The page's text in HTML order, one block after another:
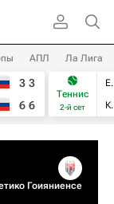
АПЛ Ла Лига
3 3
6 6
Теннис
2-й сет
Гоияниенсе